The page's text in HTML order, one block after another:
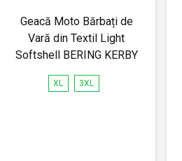
Geacă Moto Bărbați de
Vară din Textil Light
Softshell BERING KERBY
XL 3XL